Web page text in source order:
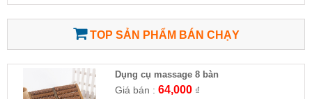
TOP SẢN PHẨM BÁN CHẠY
Dụng cụ massage 8 bàn
Giá bán : 64,000₫